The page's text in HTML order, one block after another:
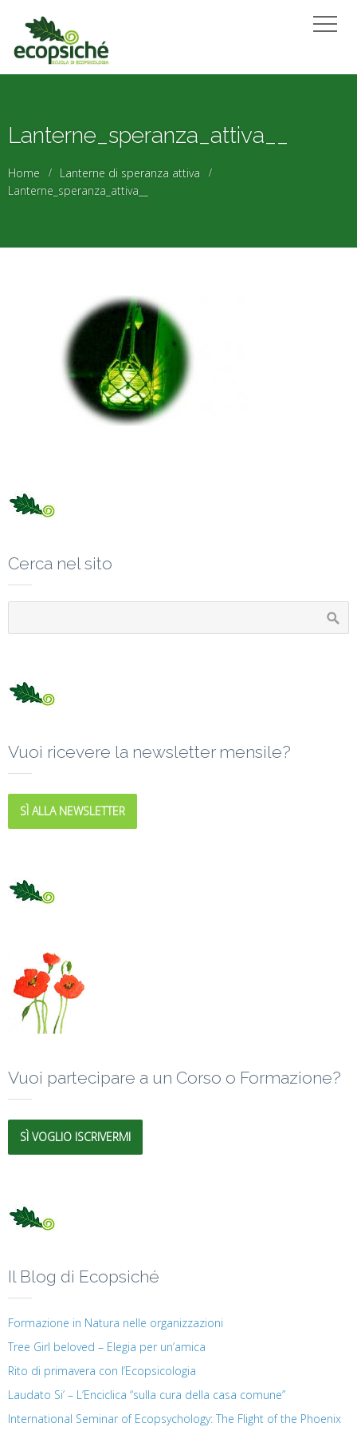
Lanterne_speranza_attiva__
Home
Lanterne di speranza attiva
Lanterne_speranza_attiva__
Cerca nel sito
Vuoi ricevere la newsletter mensile?
SÌ ALLA NEWSLETTER
Vuoi partecipare a un Corso o Formazione?
SÌ VOGLIO ISCRIVERMI
Il Blog di Ecopsiché
Formazione in Natura nelle organizzazioni
Tree Girl beloved – Elegia per un’amica
Rito di primavera con l’Ecopsicologia
Laudato Si’ – L’Enciclica “sulla cura della casa comune”
International Seminar of Ecopsychology: The Flight of the Phoenix